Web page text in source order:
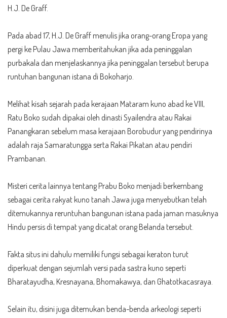
H.J. De Graff.
Pada abad 17, H.J. De Graff menulis jika orang-orang Eropa yang
pergi ke Pulau Jawa memberitahukan jika ada peninggalan
purbakala dan menjelaskannya jika peninggalan tersebut berupa
runtuhan bangunan istana di Bokoharjo.
Melihat kisah sejarah pada kerajaan Mataram kuno abad ke VIII,
Ratu Boko sudah dipakai oleh dinasti Syailendra atau Rakai
Panangkaran sebelum masa kerajaan Borobudur yang pendirinya
adalah raja Samaratungga serta Rakai Pikatan atau pendiri
Prambanan.
Misteri cerita lainnya tentang Prabu Boko menjadi berkembang
sebagai cerita rakyat kuno tanah Jawa juga menyebutkan telah
ditemukannya reruntuhan bangunan istana pada jaman masuknya
Hindu persis di tempat yang dicatat orang Belanda tersebut.
Fakta situs ini dahulu memiliki fungsi sebagai keraton turut
diperkuat dengan sejumlah versi pada sastra kuno seperti
Bharatayudha, Kresnayana, Bhomakawya, dan Ghatotkacasraya.
Selain itu, disini juga ditemukan benda-benda arkeologi seperti